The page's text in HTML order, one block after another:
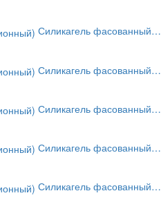
Силикагель фасованный…
Силикагель фасованный…
Силикагель фасованный…
Силикагель фасованный…
Силикагель фасованный…